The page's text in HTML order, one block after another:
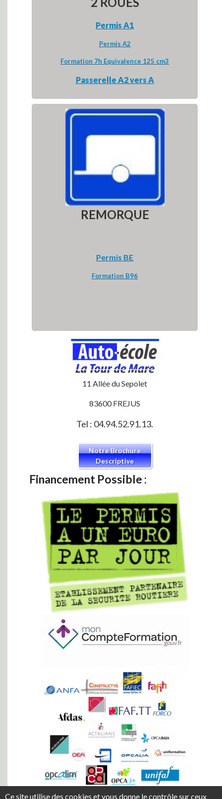
Ce site utilise des cookies et vous donne le contrôle sur ceux
Permis A1
Permis A2
Formation 7h Equivalence 125 cm3
Passerelle A2 vers A
REMORQUE
Permis BE
Formation B96
11 Allée du Sepolet
83600 FREJUS
Tel : 04.94.52.91.13.
Notre Brochure
Descriptive
Financement Possible :